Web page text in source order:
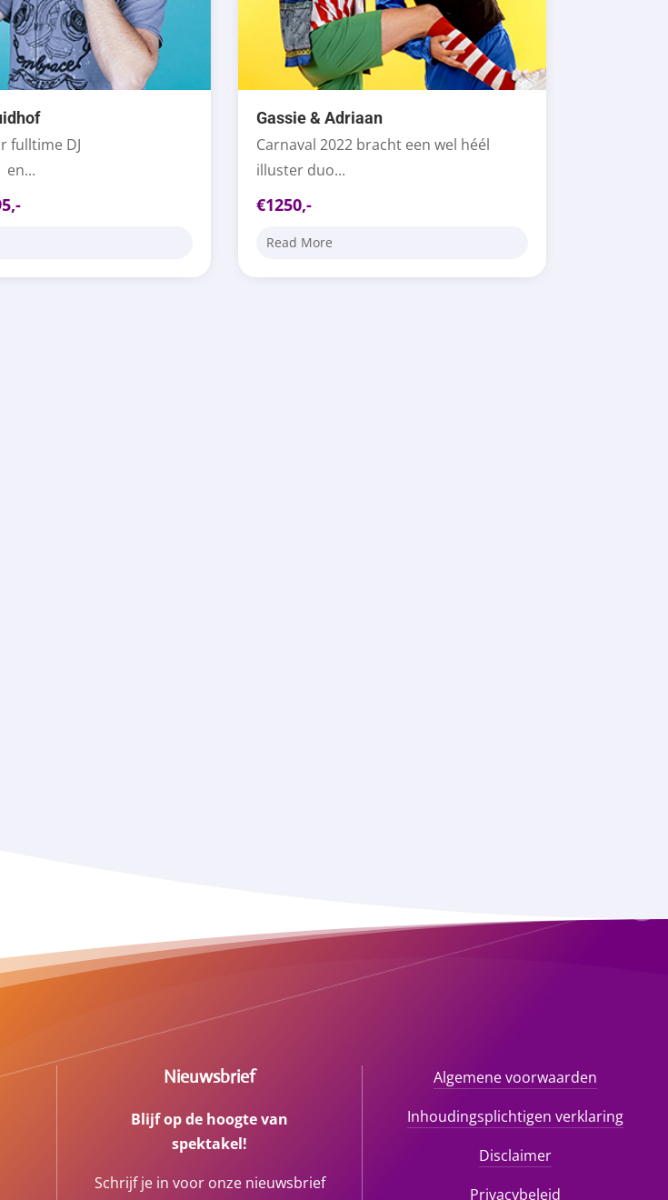
fulltime DJ
Gassie & Adriaan
Carnaval 2022 bracht een wel héél
illuster duo...
€1250,-
Read More
Nieuwsbrief
Blijf op de hoogte van
spektakel!
Schrijf je in voor onze nieuwsbrief
Algemene voorwaarden
Inhoudingsplichtigen verklaring
Disclaimer
Privacybeleid